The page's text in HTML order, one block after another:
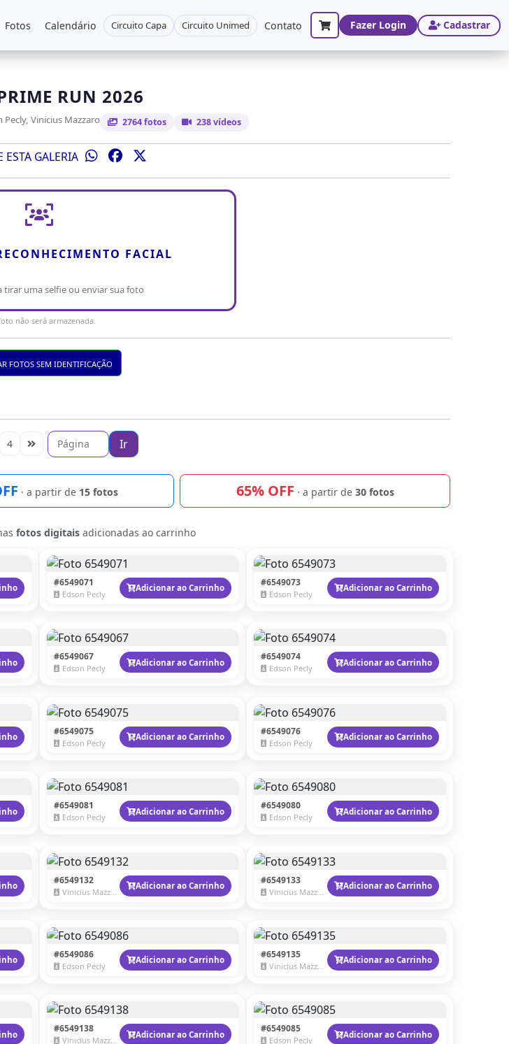
Fotos Calendário Circuito Capa Circuito Unimed Contato Fazer Login Cadastrar
RUN 2026
Pecly, Vinicius Mazzaro 2764 fotos 238 vídeos
ESTA GALERIA
FACIAL
tirar uma selfie ou enviar sua foto
não será armazenada.
FOTOS SEM IDENTIFICAÇÃO
4 Ir
· a partir de 15 fotos 65% OFF · a partir de 30 fotos
fotos digitais adicionadas ao carrinho
#6549071
Edson Pecly
Adicionar ao Carrinho #6549073
Edson Pecly
Adicionar ao Carrinho
#6549067
Edson Pecly
Adicionar ao Carrinho #6549074
Edson Pecly
Adicionar ao Carrinho
#6549075
Edson Pecly
Adicionar ao Carrinho #6549076
Edson Pecly
Adicionar ao Carrinho
#6549081
Edson Pecly
Adicionar ao Carrinho #6549080
Edson Pecly
Adicionar ao Carrinho
#6549132
Vinicius Mazzaro
Adicionar ao Carrinho #6549133
Vinicius Mazzaro
Adicionar ao Carrinho
#6549086
Edson Pecly
Adicionar ao Carrinho #6549135
Vinicius Mazzaro
Adicionar ao Carrinho
#6549138
Vinicius Mazzaro
Adicionar ao Carrinho #6549085
Edson Pecly
Adicionar ao Carrinho